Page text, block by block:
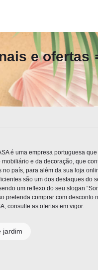
e ofertas
é uma empresa portuguesa
mobiliário e da decoração, que
no país, para além da sua loja
são um dos destaques do
um reflexo do seu slogan
pretenda comprar com desconto
consulte as ofertas em vigor.
jardim